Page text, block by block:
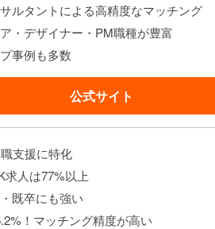
ルタントによる高精度なマッチング
・デザイナー・PM職種が豊富
事例も多数
公式サイト
支援に特化
求人は77%以上
既卒にも強い
！マッチング精度が高い